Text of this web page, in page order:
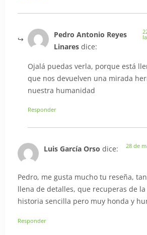
Pedro Antonio Reyes
Linares dice:
Ojalá puedas verla, porque está
que nos devuelven una mirada
nuestra humanidad
Responder
Luis García Orso dice: 28 de
Pedro, me gusta mucho tu reseña,
llena de detalles, que recuperas de
historia sencilla pero muy honda y
Responder